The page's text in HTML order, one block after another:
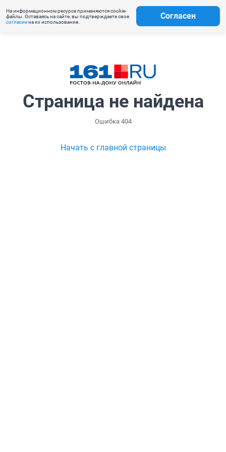
На информационном ресурсе применяются cookie-
файлы. Оставаясь на сайте, вы подтверждаете свое
согласиена их использование.
Согласен
Страница не найдена
Ошибка 404
Начать с главной страницы